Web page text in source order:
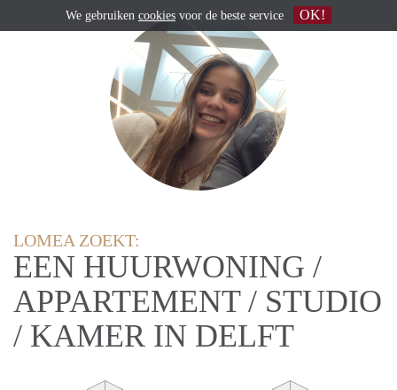
LOMEA ZOEKT:
EEN HUURWONING /
APPARTEMENT / STUDIO
/ KAMER IN DELFT
We gebruiken cookies voor de beste service OK!